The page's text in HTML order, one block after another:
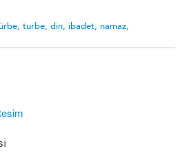
turbe, din, ibadet, namaz,